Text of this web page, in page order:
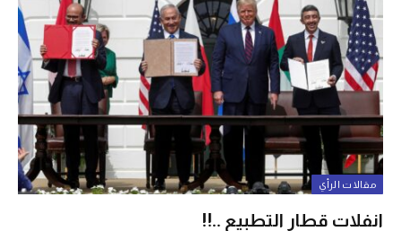
مقالات الرأي
انفلات قطار التطبيع ..!!